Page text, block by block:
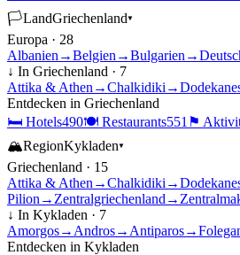
🏳LandGriechenland▾
Europa · 28
Albanien →Belgien →Bulgarien →
↓ In Griechenland · 7
Attika & Athen →Chalkidiki →
Entdecken in Griechenland
🛏 Hotels490🍽 Restaurants551 ⚑
🏔RegionKykladen▾
Griechenland · 15
Attika & Athen →Chalkidiki →
Pilion → Zentralgriechenland →
↓ In Kykladen · 7
Amorgos→ Andros→ Antiparos→
Entdecken in Kykladen